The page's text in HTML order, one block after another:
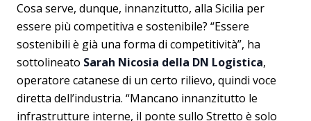
Cosa serve, dunque, innanzitutto, alla Sicilia per
essere più competitiva e sostenibile? “Essere
sostenibili è già una forma di competitività”, ha
sottolineato Sarah Nicosia della DN Logistica,
operatore catanese di un certo rilievo, quindi voce
diretta dell’industria. “Mancano innanzitutto le
infrastrutture interne, il ponte sullo Stretto è solo